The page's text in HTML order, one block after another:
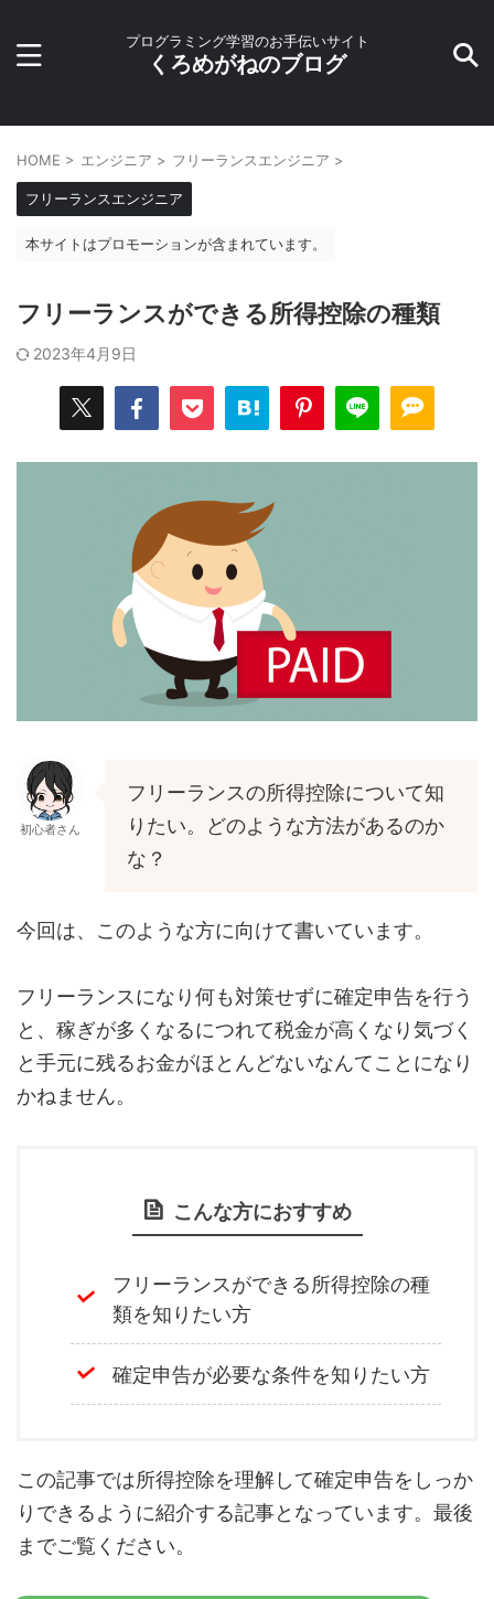
プログラミング学習のお手伝いサイト
くろめがねのブログ
HOME > エンジニア > フリーランスエンジニア >
フリーランスエンジニア
本サイトはプロモーションが含まれています。
フリーランスができる所得控除の種類
2023年4月9日
初心者さん
フリーランスの所得控除について知
りたい。どのような方法があるのか
な？
今回は、このような方に向けて書いています。
フリーランスになり何も対策せずに確定申告を行う
と、稼ぎが多くなるにつれて税金が高くなり気づく
と手元に残るお金がほとんどないなんてことになり
かねません。
こんな方におすすめ
フリーランスができる所得控除の種
類を知りたい方
確定申告が必要な条件を知りたい方
この記事では所得控除を理解して確定申告をしっか
りできるように紹介する記事となっています。最後
までご覧ください。